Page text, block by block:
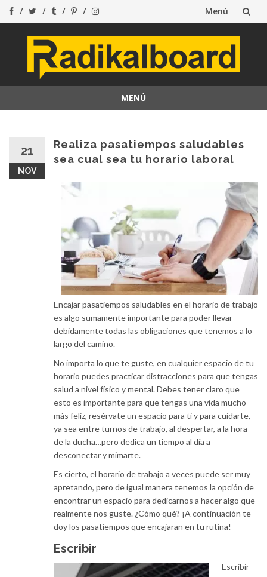
Menú
Saltar
contenido
MENÚ
21
NOV
Realiza pasatiempos saludables
sea cual sea tu horario laboral
Encajar pasatiempos saludables en el horario de trabajo
es algo sumamente importante para poder llevar
debidamente todas las obligaciones que tenemos a lo
largo del camino.
No importa lo que te guste, en cualquier espacio de tu
horario puedes practicar distracciones para que tengas
salud a nivel físico y mental. Debes tener claro que
esto es importante para que tengas una vida mucho
más feliz, resérvate un espacio para ti y para cuidarte,
ya sea entre turnos de trabajo, al despertar, a la hora
de la ducha…pero dedica un tiempo al día a
desconectar y mimarte.
Es cierto, el horario de trabajo a veces puede ser muy
apretando, pero de igual manera tenemos la opción de
encontrar un espacio para dedicarnos a hacer algo que
realmente nos guste. ¿Cómo qué? ¡A continuación te
doy los pasatiempos que encajaran en tu rutina!
Escribir
Escribir